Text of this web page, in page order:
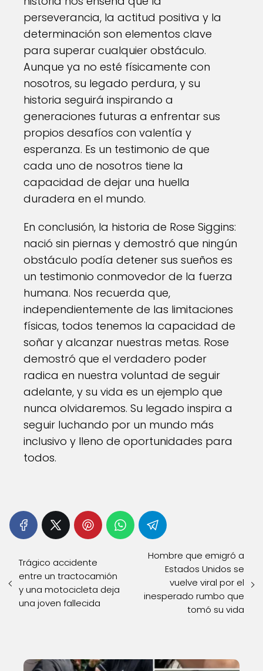
perseverancia, la actitud positiva y la
determinación son elementos clave
para superar cualquier obstáculo.
Aunque ya no esté físicamente con
nosotros, su legado perdura, y su
historia seguirá inspirando a
generaciones futuras a enfrentar sus
propios desafíos con valentía y
esperanza. Es un testimonio de que
cada uno de nosotros tiene la
capacidad de dejar una huella
duradera en el mundo.
En conclusión, la historia de Rose Siggins:
nació sin piernas y demostró que ningún
obstáculo podía detener sus sueños es
un testimonio conmovedor de la fuerza
humana. Nos recuerda que,
independientemente de las limitaciones
físicas, todos tenemos la capacidad de
soñar y alcanzar nuestras metas. Rose
demostró que el verdadero poder
radica en nuestra voluntad de seguir
adelante, y su vida es un ejemplo que
nunca olvidaremos. Su legado inspira a
seguir luchando por un mundo más
inclusivo y lleno de oportunidades para
todos.
Trágico accidente
entre un tractocamión
y una motocicleta deja
una joven fallecida
Hombre que emigró a
Estados Unidos se
vuelve viral por el
inesperado rumbo que
tomó su vida